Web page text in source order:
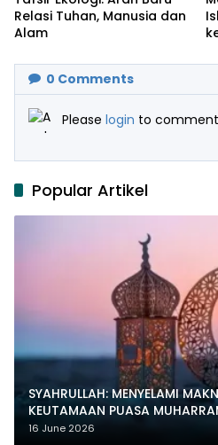
Relasi Tuhan, Manusia dan
Alam
0 Comments
Please login to comment
Popular Artikel
SYAHRULLAH: MENYELAMI
KEUTAMAAN PUASA
16 June 2026